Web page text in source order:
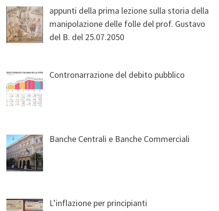
appunti della prima lezione sulla storia della
manipolazione delle folle del prof. Gustavo
del B. del 25.07.2050
Contronarrazione del debito pubblico
Banche Centrali e Banche Commerciali
L’inflazione per principianti